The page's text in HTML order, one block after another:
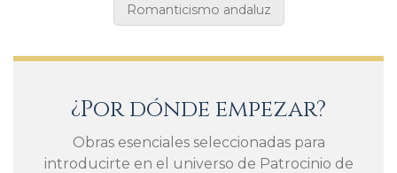
Romanticismo andaluz
¿Por dónde empezar?
Obras esenciales seleccionadas para
introducirte en el universo de Patrocinio de